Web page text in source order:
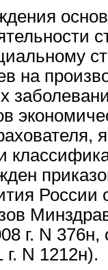
на
России
г. N 376н,
г. N 1212н).